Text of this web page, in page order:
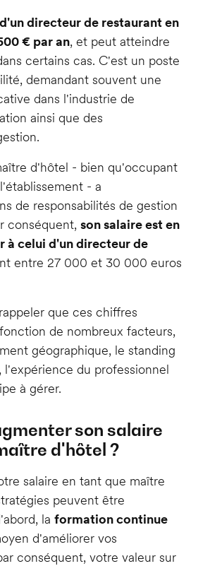
directeur de restaurant en
€ par an, et peut atteindre
certains cas. C'est un poste
demandant souvent une
dans l'industrie de
ainsi que des
d'hôtel - bien qu'occupant
- a
de responsabilités de gestion
conséquent,son salaire est en
à celui d'un directeur de
entre 27 000 et 30 000 euros
que ces chiffres
de nombreux facteurs,
géographique, le standing
l'expérience du professionnel
à gérer.
son salaire
d'hôtel ?
salaire en tant que maître
peuvent être
laformation continue
d'améliorer vos
conséquent, votre valeur sur